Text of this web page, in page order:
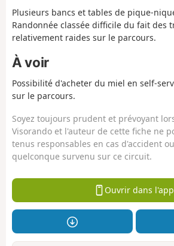
Plusieurs bancs et tables de pique-
Randonnée classée difficile du fait des
relativement raides sur le parcours.
À voir
Possibilité d'acheter du miel en self-
sur le parcours.
Soyez toujours prudent et prévoyant
Visorando et l'auteur de cette fiche ne
tenus responsables en cas d'accident
quelconque survenu sur ce circuit.
Ouvrir dans l'app